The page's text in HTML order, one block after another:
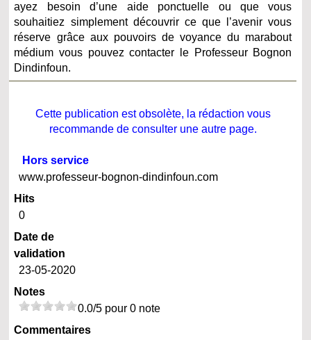
ayez besoin d’une aide ponctuelle ou que vous
souhaitiez simplement découvrir ce que l’avenir vous
réserve grâce aux pouvoirs de voyance du marabout
médium vous pouvez contacter le Professeur Bognon
Dindinfoun.
Cette publication est obsolète, la rédaction vous
recommande de consulter une autre page.
Hors service
www.professeur-bognon-dindinfoun.com
Hits
0
Date de
validation
23-05-2020
Notes
0.0/5 pour 0 note
Commentaires